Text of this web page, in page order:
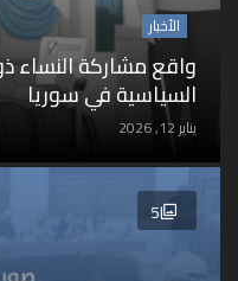
الأخبار
واقع مشاركة النساء
السياسية في سوريا
يناير 12, 2026
5